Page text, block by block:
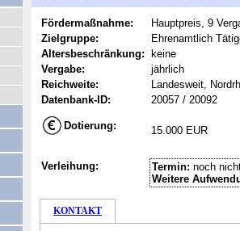
Fördermaßnahme:
Hauptpreis, 9
Zielgruppe:
Ehrenamtlich
Altersbeschränkung:
keine
Vergabe:
jährlich
Reichweite:
Landesweit,
Datenbank-ID:
20057 / 20092
Dotierung: 15.000 EUR
Verleihung: Termin: noch
Weitere
KONTAKT